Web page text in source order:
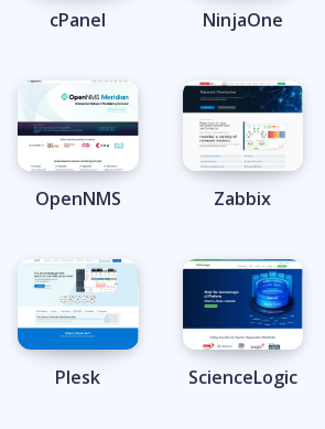
cPanel NinjaOne
OpenNMS Zabbix
Plesk ScienceLogic